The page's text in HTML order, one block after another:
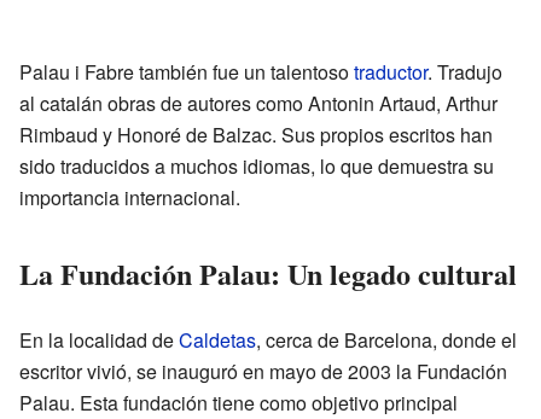
Palau i Fabre también fue un talentosotraductor. Tradujo
al catalán obras de autores como Antonin Artaud, Arthur
Rimbaud y Honoré de Balzac. Sus propios escritos han
sido traducidos a muchos idiomas, lo que demuestra su
importancia internacional.
La Fundación Palau: Un legado cultural
En la localidad deCaldetas, cerca de Barcelona, donde el
escritor vivió, se inauguró en mayo de 2003 la Fundación
Palau. Esta fundación tiene como objetivo principal